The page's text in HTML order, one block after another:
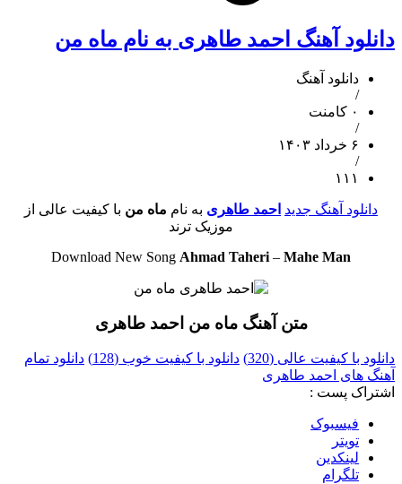
دانلود آهنگ احمد طاهری به نام ماه من
دانلود آهنگ
/
۰ کامنت
/
۶ خرداد ۱۴۰۳
/
۱۱۱
دانلود آهنگ جدید احمد طاهری به نام ماه من با کیفیت عالی از
موزیک ترند
Download New Song Ahmad Taheri – Mahe Man
متن آهنگ ماه من احمد طاهری
دانلود با کیفیت عالی (320) دانلود با کیفیت خوب (128)
دانلود تمام
آهنگ های احمد طاهری
اشتراک پست :
فيسبوک
تويتر
لینکدین
تلگرام